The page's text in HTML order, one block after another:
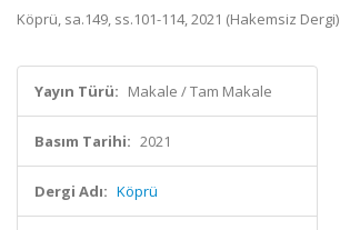
Köprü, sa.149, ss.101-114, 2021 (Hakemsiz Dergi)
Yayın Türü: Makale / Tam Makale
Basım Tarihi: 2021
Dergi Adı: Köprü